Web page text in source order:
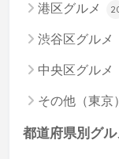
港区グルメ
渋谷区グルメ
中央区グルメ
その他（東京
都道府県別グル